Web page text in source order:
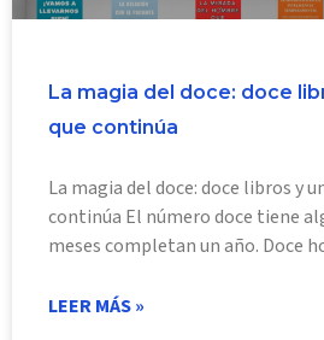
La magia del doce: doce
que continúa
La magia del doce: doce libros y
continúa El número doce tiene
meses completan un año. Doce
LEER MÁS »